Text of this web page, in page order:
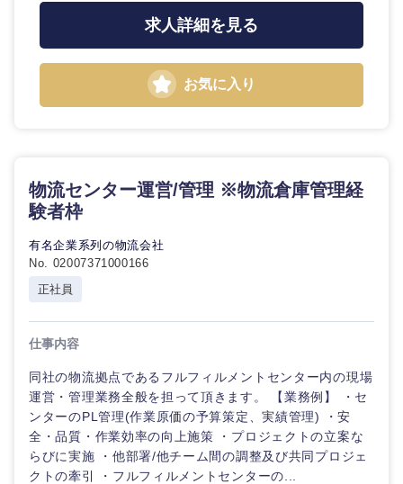
求人詳細を見る
お気に入り
物流センター運営/管理 ※物流倉庫管理経
験者枠
有名企業系列の物流会社
No. 02007371000166
正社員
仕事内容
同社の物流拠点であるフルフィルメントセンター内の現場
運営・管理業務全般を担って頂きます。 【業務例】 ・セ
ンターのPL管理(作業原価の予算策定、実績管理) ・安
全・品質・作業効率の向上施策 ・プロジェクトの立案な
らびに実施 ・他部署/他チーム間の調整及び共同プロジェ
クトの牽引 ・フルフィルメントセンターの...